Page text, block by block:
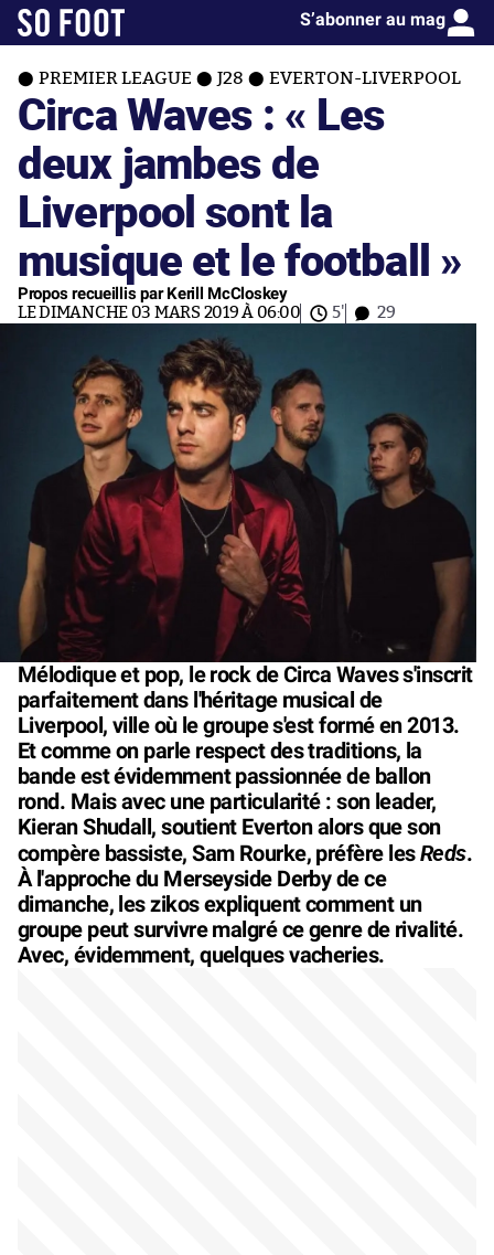
S’abonner au mag
PREMIER LEAGUE J28 EVERTON-LIVERPOOL
Circa Waves : « Les
deux jambes de
Liverpool sont la
musique et le football »
Propos recueillis par Kerill McCloskey
LE DIMANCHE 03 MARS 2019 À 06:00 5' 29
Mélodique et pop, le rock de Circa Waves s'inscrit
parfaitement dans l'héritage musical de
Liverpool, ville où le groupe s'est formé en 2013.
Et comme on parle respect des traditions, la
bande est évidemment passionnée de ballon
rond. Mais avec une particularité : son leader,
Kieran Shudall, soutient Everton alors que son
compère bassiste, Sam Rourke, préfère lesReds.
À l'approche du Merseyside Derby de ce
dimanche, les zikos expliquent comment un
groupe peut survivre malgré ce genre de rivalité.
Avec, évidemment, quelques vacheries.